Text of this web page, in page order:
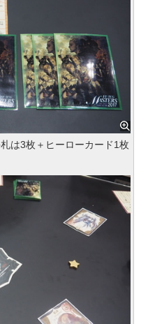
は3枚＋ヒーローカード1枚